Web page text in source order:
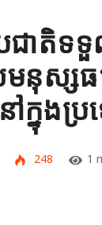
រជាតិ
មនុស្ស
ក្នុងប្
248 1